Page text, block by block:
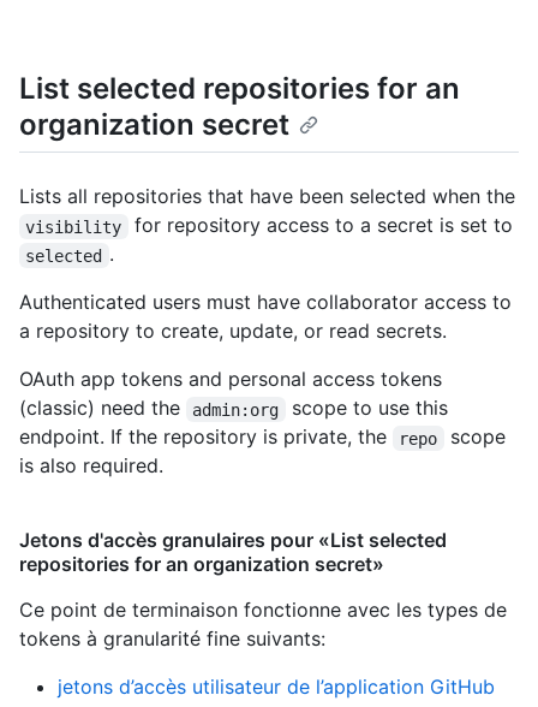
List selected repositories for an
organization secret
Lists all repositories that have been selected when the
visibility for repository access to a secret is set to
selected .
Authenticated users must have collaborator access to
a repository to create, update, or read secrets.
OAuth app tokens and personal access tokens
(classic) need the
admin:org
scope to use this
endpoint. If the repository is private, the
repo
scope
is also required.
Jetons d'accès granulaires pour «List selected
repositories for an organization secret»
Ce point de terminaison fonctionne avec les types de
tokens à granularité fine suivants:
jetons d’accès utilisateur de l’application GitHub